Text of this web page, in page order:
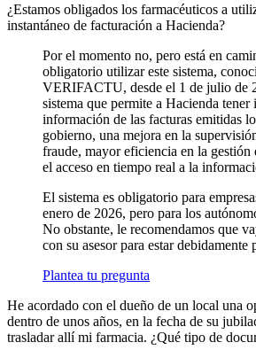
¿Estamos obligados los farmacéuticos a
instantáneo de facturación a Hacienda?
Por el momento no, pero está en
obligatorio utilizar este sistema,
VERIFACTU, desde el 1 de julio de
sistema que permite a Hacienda tener
información de las facturas emitidas
gobierno, una mejora en la
fraude, mayor eficiencia en la
el acceso en tiempo real a la
El sistema es obligatorio para
enero de 2026, pero para los
No obstante, le recomendamos que
con su asesor para estar debidamente
Plantea tu pregunta
He acordado con el dueño de un local una
dentro de unos años, en la fecha de su
trasladar allí mi farmacia. ¿Qué tipo de